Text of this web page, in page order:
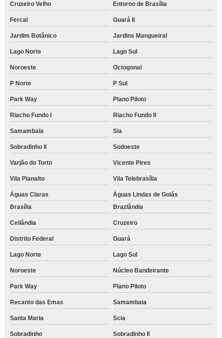
Cruzeiro Velho Entorno de Brasília
Fercal Guará II
Jardim Botânico Jardins Mangueiral
Lago Norte Lago Sul
Noroeste Octogonal
P Norte P Sul
Park Way Plano Piloto
Riacho Fundo I Riacho Fundo II
Samambaia Sia
Sobradinho II Sudoeste
Varjão do Torto Vicente Pires
Vila Planalto Vila Telebrasília
Águas Claras
Águas Lindas de Goiás
Brasília
Brazlândia
Ceilândia Cruzeiro
Distrito Federal Guará
Lago Norte Lago Sul
Noroeste Núcleo Bandeirante
Park Way Plano Piloto
Recanto das Emas Samambaia
Santa Maria Scia
Sobradinho Sobradinho ll